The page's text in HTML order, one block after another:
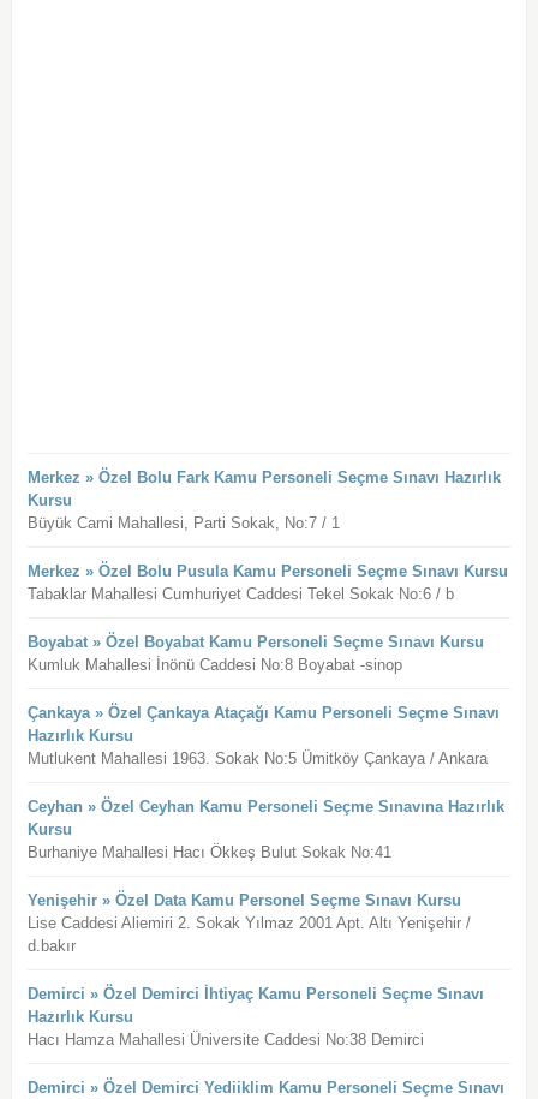
Merkez » Özel Bolu Fark Kamu Personeli Seçme Sınavı Hazırlık
Kursu
Büyük Cami Mahallesi, Parti Sokak, No:7 / 1
Merkez » Özel Bolu Pusula Kamu Personeli Seçme Sınavı Kursu
Tabaklar Mahallesi Cumhuriyet Caddesi Tekel Sokak No:6 / b
Boyabat » Özel Boyabat Kamu Personeli Seçme Sınavı Kursu
Kumluk Mahallesi İnönü Caddesi No:8 Boyabat -sinop
Çankaya » Özel Çankaya Ataçağı Kamu Personeli Seçme Sınavı
Hazırlık Kursu
Mutlukent Mahallesi 1963. Sokak No:5 Ümitköy Çankaya / Ankara
Ceyhan » Özel Ceyhan Kamu Personeli Seçme Sınavına Hazırlık
Kursu
Burhaniye Mahallesi Hacı Ökkeş Bulut Sokak No:41
Yenişehir » Özel Data Kamu Personel Seçme Sınavı Kursu
Lise Caddesi Aliemiri 2. Sokak Yılmaz 2001 Apt. Altı Yenişehir /
d.bakır
Demirci » Özel Demirci İhtiyaç Kamu Personeli Seçme Sınavı
Hazırlık Kursu
Hacı Hamza Mahallesi Üniversite Caddesi No:38 Demirci
Demirci » Özel Demirci Yediiklim Kamu Personeli Seçme Sınavı